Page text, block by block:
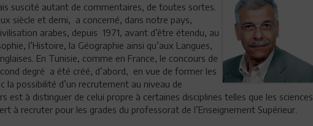
suscité autant de commentaires, de toutes sortes.
siècle et demi, a concerné, dans notre pays,
arabes, depuis 1971, avant d’être étendu, au
l’Histoire, la Géographie ainsi qu’aux Langues,
En Tunisie, comme en France, le concours de
degré a été créé, d’abord, en vue de former les
la possibilité d’un recrutement au niveau de
est à distinguer de celui propre à certaines disciplines telles que les sciences
à recruter pour les grades du professorat de l’Enseignement Supérieur.